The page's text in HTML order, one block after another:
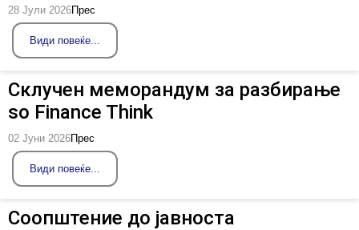
28 Јули 2026Прес
Види повеќе...
Склучен меморандум за разбирање
so Finance Think
02 Јуни 2026Прес
Види повеќе...
Соопштение до јавноста